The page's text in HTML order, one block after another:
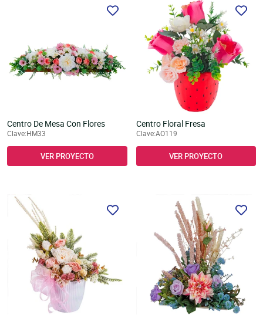
Centro De Mesa Con Flores
Clave:HM33
VER PROYECTO
Centro Floral Fresa
Clave:AO119
VER PROYECTO